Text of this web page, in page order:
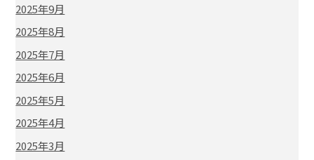
2025年9月
2025年8月
2025年7月
2025年6月
2025年5月
2025年4月
2025年3月